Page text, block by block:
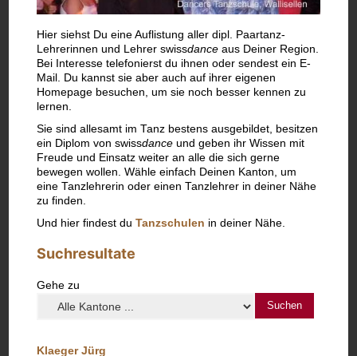
Hier siehst Du eine Auflistung aller dipl. Paartanz-
Lehrerinnen und Lehrer swissdance aus Deiner Region.
Bei Interesse telefonierst du ihnen oder sendest ein E-
Mail. Du kannst sie aber auch auf ihrer eigenen
Homepage besuchen, um sie noch besser kennen zu
lernen.
Sie sind allesamt im Tanz bestens ausgebildet, besitzen
ein Diplom von swissdance und geben ihr Wissen mit
Freude und Einsatz weiter an alle die sich gerne
bewegen wollen. Wähle einfach Deinen Kanton, um
eine Tanzlehrerin oder einen Tanzlehrer in deiner Nähe
zu finden.
Und hier findest duTanzschulen in deiner Nähe.
Suchresultate
Gehe zu
Klaeger Jürg